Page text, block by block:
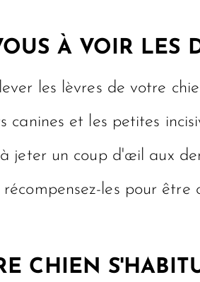
À VOIR LES
les lèvres de votre
canines et les petites
jeter un coup d'œil aux
les pour être
CHIEN